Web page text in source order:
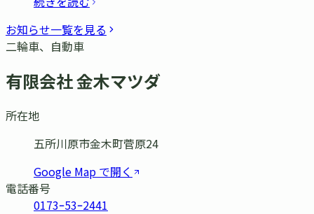
お知らせ一覧を見る
二輪車、自動車
有限会社 金木マツダ
所在地
五所川原市金木町菅原24
Google Map で開く
電話番号
0173ｰ53ｰ2441